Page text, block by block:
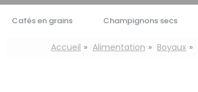
Cafés en grains Champignons secs
Accueil Alimentation Boyaux